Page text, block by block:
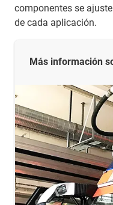
componentes se
de cada aplicación.
Más información